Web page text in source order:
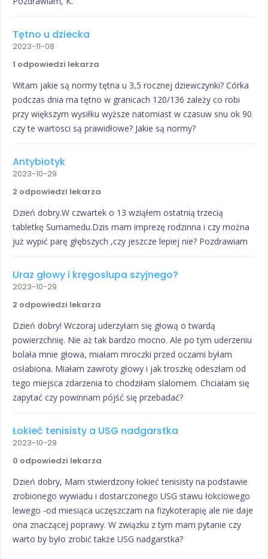
Tętno u dziecka
2023-11-08
1 odpowiedzi lekarza
Witam jakie są normy tętna u 3,5 rocznej dziewczynki? Córka
podczas dnia ma tętno w granicach 120/136 zależy co robi
przy większym wysiłku wyższe natomiast w czasuw snu ok 90
czy te wartosci są prawidłowe? Jakie są normy?
Antybiotyk
2023-10-29
2 odpowiedzi lekarza
Dzień dobry.W czwartek o 13 wziąłem ostatnią trzecią
tabletkę Sumamedu.Dzis mam imprezę rodzinna i czy można
już wypić parę głębszych ,czy jeszcze lepiej nie? Pozdrawiam
Uraz głowy i kręgosłupa szyjnego?
2023-10-29
2 odpowiedzi lekarza
Dzień dobry! Wczoraj uderzyłam się głową o twardą
powierzchnię. Nie aż tak bardzo mocno. Ale po tym uderzeniu
bolała mnie głowa, miałam mroczki przed oczami byłam
osłabiona. Miałam zawroty głowy i jak troszkę odeszłam od
tego miejsca zdarzenia to chodziłam slalomem. Chciałam się
zapytać czy powinnam pójść się przebadać?
Łokieć tenisisty a USG nadgarstka
2023-10-29
0 odpowiedzi lekarza
Dzień dobry, Mam stwierdzony łokieć tenisisty na podstawie
zrobionego wywiadu i dostarczonego USG stawu łokciowego
lewego -od miesiąca uczęszczam na fizykoterapię ale nie daje
ona znaczącej poprawy. W związku z tym mam pytanie czy
warto by było zrobić także USG nadgarstka?